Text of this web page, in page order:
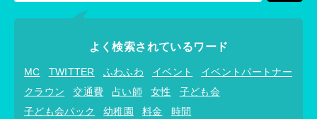
よく検索されているワード
MC TWITTER ふわふわ イベント
イベントパートナー
クラウン
交通費 占い師 女性
子ども会
子ども会パック
幼稚園 料金 時間